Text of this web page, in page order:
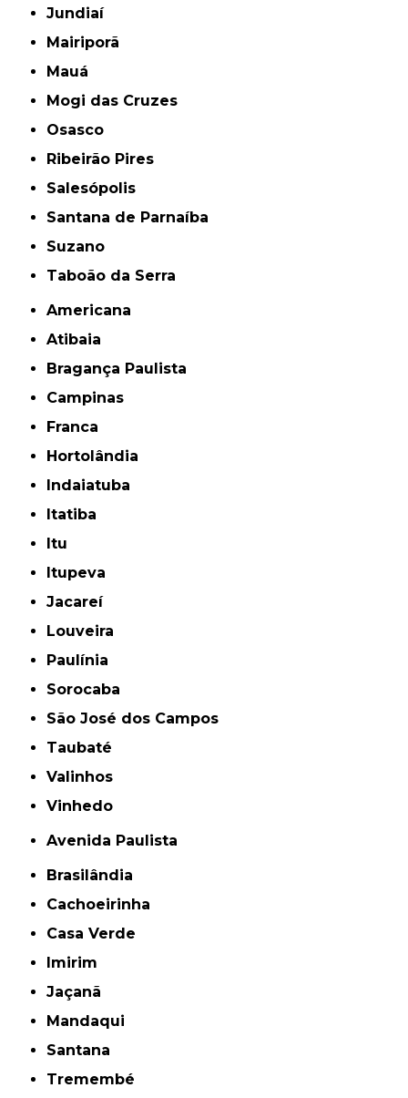
Jundiaí
Mairiporã
Mauá
Mogi das Cruzes
Osasco
Ribeirão Pires
Salesópolis
Santana de Parnaíba
Suzano
Taboão da Serra
Americana
Atibaia
Bragança Paulista
Campinas
Franca
Hortolândia
Indaiatuba
Itatiba
Itu
Itupeva
Jacareí
Louveira
Paulínia
Sorocaba
São José dos Campos
Taubaté
Valinhos
Vinhedo
Avenida Paulista
Brasilândia
Cachoeirinha
Casa Verde
Imirim
Jaçanã
Mandaqui
Santana
Tremembé